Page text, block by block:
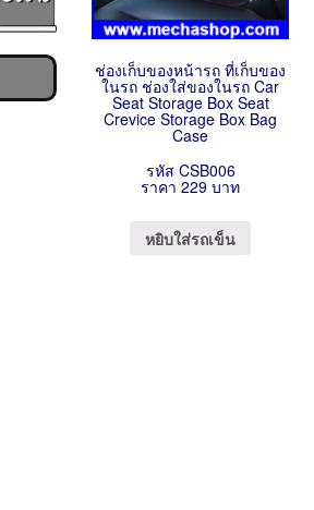
ช่องเก็บของหน้ารถ ที่เก็บของ
ในรถ ช่องใส่ของในรถ Car
Seat Storage Box Seat
Crevice Storage Box Bag
Case
รหัส CSB006
ราคา 229 บาท
หยิบใส่รถเข็น